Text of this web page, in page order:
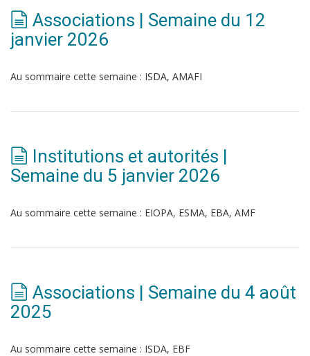
Associations | Semaine du 12
janvier 2026
Au sommaire cette semaine : ISDA, AMAFI
Institutions et autorités |
Semaine du 5 janvier 2026
Au sommaire cette semaine : EIOPA, ESMA, EBA, AMF
Associations | Semaine du 4 août
2025
Au sommaire cette semaine : ISDA, EBF